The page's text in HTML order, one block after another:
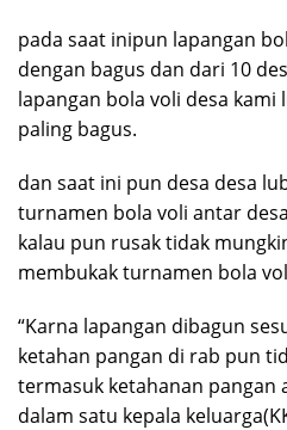
pada saat inipun lapangan
dengan bagus dan dari 10
lapangan bola voli desa kami
paling bagus.
dan saat ini pun desa desa
turnamen bola voli antar
kalau pun rusak tidak
membukak turnamen bola
“Karna lapangan dibagun
ketahan pangan di rab pun
termasuk ketahanan pangan
dalam satu kepala